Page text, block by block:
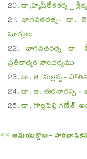
డా,హృషీకేశశర్మ _
భాగవతరత్న- డా.
సూక్తులు
భాగవతరత్న డా,
ప్రతీకాత్మక సౌందర్యము
డా. తె, మల్లప్ప-
డా. బి. ఈరనారప్ప -
డా. గొల్లపెల్లి గణేశ్,
<< అనుయుక్తాలు-